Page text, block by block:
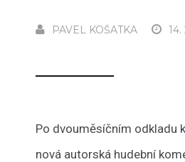
PAVEL KOŠATKA 14.
Po dvouměsíčním odkladu
nová autorská hudební